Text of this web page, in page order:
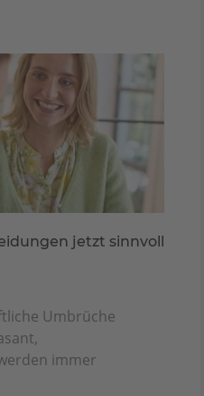
jetzt sinnvoll
Umbrüche
immer